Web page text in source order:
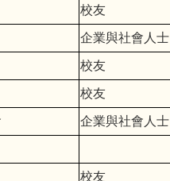
校友
企業與社會人士
校友
校友
企業與社會人士
校友